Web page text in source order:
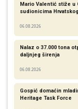
Mario Valentić stiže u
sudionicima
06.08.2026
Nalaz o 37.000 tona
daljnjeg širenja
06.08.2026
Gospić domaćin
Heritage Task Force